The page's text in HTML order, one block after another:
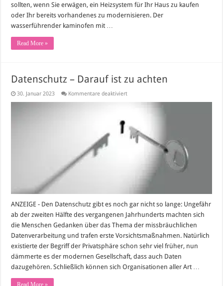
sollten, wenn Sie erwägen, ein Heizsystem für Ihr Haus zu kaufen
oder Ihr bereits vorhandenes zu modernisieren. Der
wasserführender kaminofen mit …
Read More »
Datenschutz – Darauf ist zu achten
30. Januar 2023 Kommentare deaktiviertfür
zu
achten
ANZEIGE - Den Datenschutz gibt es noch gar nicht so lange: Ungefähr
ab der zweiten Hälfte des vergangenen Jahrhunderts machten sich
die Menschen Gedanken über das Thema der missbräuchlichen
Datenverarbeitung und trafen erste Vorsichtsmaßnahmen. Natürlich
existierte der Begriff der Privatsphäre schon sehr viel früher, nun
dämmerte es der modernen Gesellschaft, dass auch Daten
dazugehören. Schließlich können sich Organisationen aller Art …
Read More »